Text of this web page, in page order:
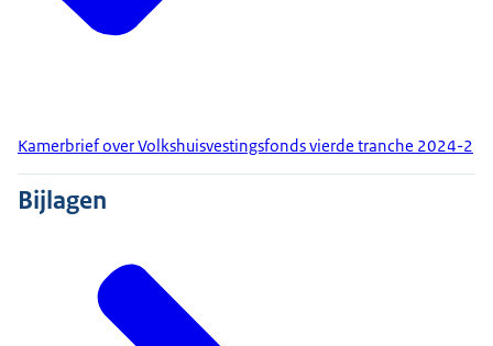
Kamerbrief over Volkshuisvestingsfonds vierde tranche 2024-2
Bijlagen